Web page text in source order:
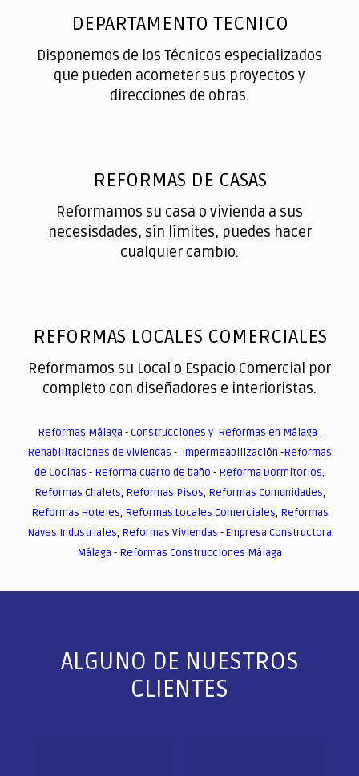
DEPARTAMENTO TECNICO
Disponemos de los Técnicos especializados
que pueden acometer sus proyectos y
direcciones de obras.
REFORMAS DE CASAS
Reformamos su casa o vivienda a sus
necesisdades, sín límites, puedes hacer
cualquier cambio.
REFORMAS LOCALES COMERCIALES
Reformamos su Local o Espacio Comercial por
completo con diseñadores e interioristas.
Reformas Málaga -Construcciones y Reformas en Málaga ,
Rehabilitaciones de viviendas - Impermeabilización -Reformas
de Cocinas - Reforma cuarto de baño - Reforma Dormitorios,
Reformas Chalets, Reformas Pisos, Reformas Comunidades,
Reformas Hoteles, Reformas Locales Comerciales, Reformas
Naves Industriales, Reformas Viviendas -Empresa Constructora
Málaga - Reformas Construcciones Málaga
ALGUNO DE NUESTROS
CLIENTES